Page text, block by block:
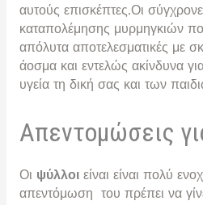
αυτούς επισκέπτες.Οι
καταπολέμησης μυρμηγκιών
απόλυτα αποτελεσματικές με
άοσμα και εντελώς ακίνδυνα
υγεία τη δική σας και των
Απεντομώσεις
Οι ψύλλοι είναι είναι πολύ
απεντόμωση του πρέπει να